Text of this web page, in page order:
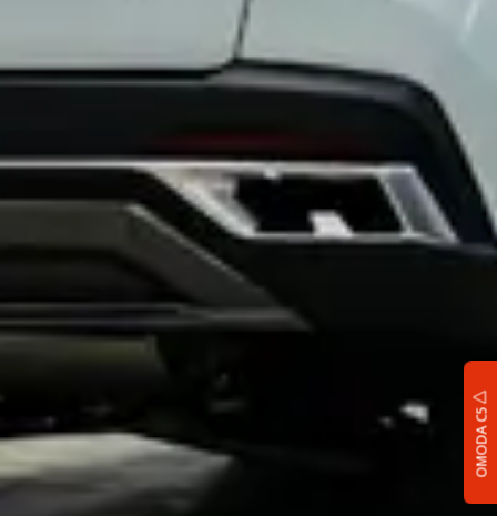
OMODA C5